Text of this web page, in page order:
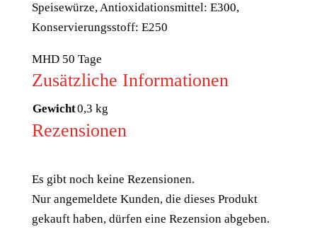
Speisewürze, Antioxidationsmittel: E300,
Konservierungsstoff: E250
MHD 50 Tage
Zusätzliche Informationen
Gewicht0,3 kg
Rezensionen
Es gibt noch keine Rezensionen.
Nur angemeldete Kunden, die dieses Produkt
gekauft haben, dürfen eine Rezension abgeben.